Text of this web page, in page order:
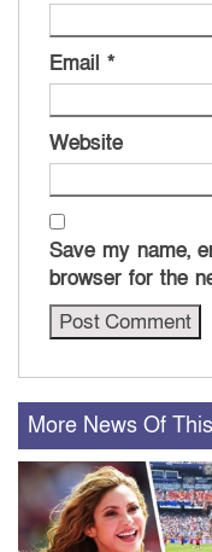
Email *
Website
Save my name,
browser for the
More News Of